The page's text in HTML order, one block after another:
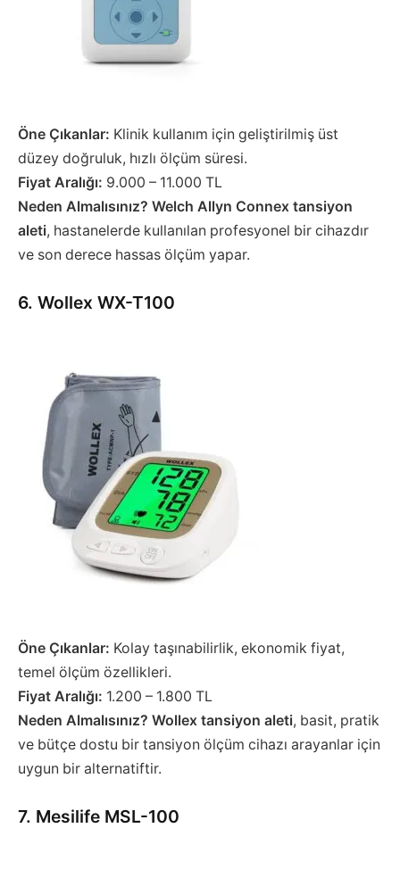
Öne Çıkanlar: Klinik kullanım için geliştirilmiş üst
düzey doğruluk, hızlı ölçüm süresi.
Fiyat Aralığı: 9.000 – 11.000 TL
Neden Almalısınız? Welch Allyn Connex tansiyon
aleti, hastanelerde kullanılan profesyonel bir cihazdır
ve son derece hassas ölçüm yapar.
6. Wollex WX-T100
Öne Çıkanlar: Kolay taşınabilirlik, ekonomik fiyat,
temel ölçüm özellikleri.
Fiyat Aralığı: 1.200 – 1.800 TL
Neden Almalısınız? Wollex tansiyon aleti, basit, pratik
ve bütçe dostu bir tansiyon ölçüm cihazı arayanlar için
uygun bir alternatiftir.
7. Mesilife MSL-100